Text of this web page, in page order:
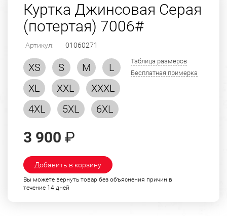
Куртка Джинсовая Серая
(потертая) 7006#
Артикул: 01060271
XS S M
L
XL
XXL
XXXL
4XL
5XL 6XL
Таблица размеров
Бесплатная примерка
3 900 ₽
Добавить в корзину
Вы можете вернуть товар без объяснения причин в
течение 14 дней